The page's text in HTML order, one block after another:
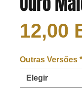
12,00
Outras Versões *